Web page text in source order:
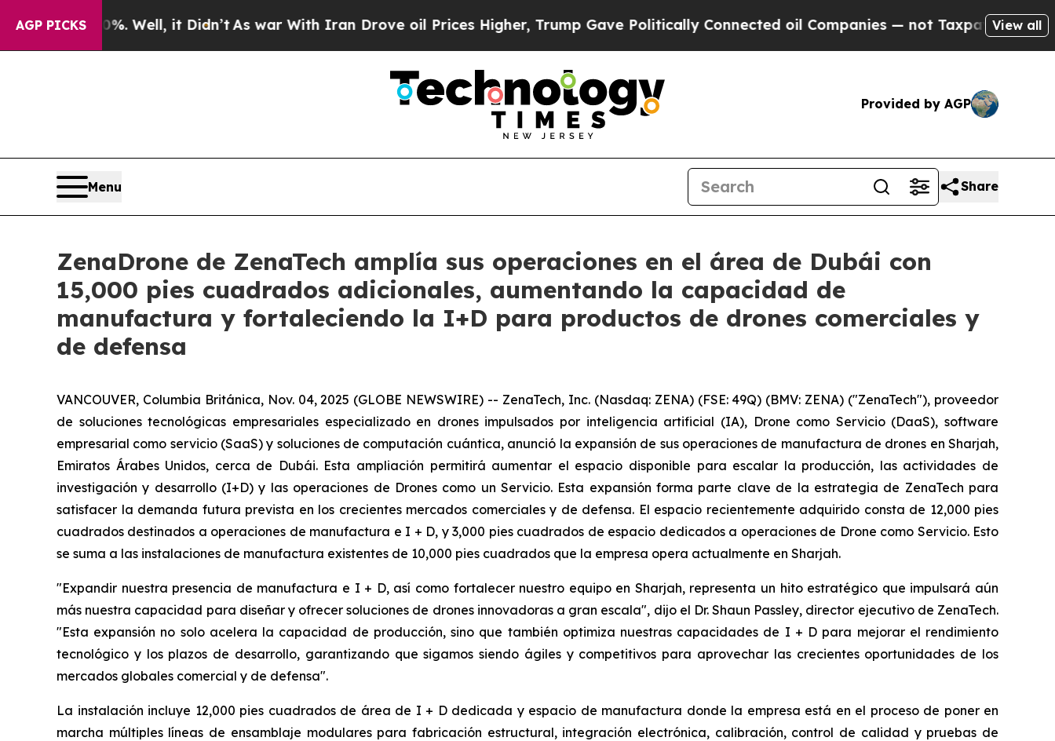
AGP PICKS
Well, it Didn’tAs war With Iran Drove oil Prices Higher, Trump Gave Politically Connected oil Companies — not Taxpayers — the Chance to
View all
Provided by AGP
Menu Share
ZenaDrone de ZenaTech amplía sus operaciones en el área de Dubái con
15,000 pies cuadrados adicionales, aumentando la capacidad de
manufactura y fortaleciendo la I+D para productos de drones comerciales y
de defensa
VANCOUVER, Columbia Británica, Nov. 04, 2025 (GLOBE NEWSWIRE) -- ZenaTech, Inc. (Nasdaq: ZENA) (FSE: 49Q) (BMV: ZENA) ("ZenaTech"), proveedor
de soluciones tecnológicas empresariales especializado en drones impulsados por inteligencia artificial (IA), Drone como Servicio (DaaS), software
empresarial como servicio (SaaS) y soluciones de computación cuántica, anunció la expansión de sus operaciones de manufactura de drones en Sharjah,
Emiratos Árabes Unidos, cerca de Dubái. Esta ampliación permitirá aumentar el espacio disponible para escalar la producción, las actividades de
investigación y desarrollo (I+D) y las operaciones de Drones como un Servicio. Esta expansión forma parte clave de la estrategia de ZenaTech para
satisfacer la demanda futura prevista en los crecientes mercados comerciales y de defensa. El espacio recientemente adquirido consta de 12,000 pies
cuadrados destinados a operaciones de manufactura e I + D, y 3,000 pies cuadrados de espacio dedicados a operaciones de Drone como Servicio. Esto
se suma a las instalaciones de manufactura existentes de 10,000 pies cuadrados que la empresa opera actualmente en Sharjah.
"Expandir nuestra presencia de manufactura e I + D, así como fortalecer nuestro equipo en Sharjah, representa un hito estratégico que impulsará aún
más nuestra capacidad para diseñar y ofrecer soluciones de drones innovadoras a gran escala", dijo el Dr. Shaun Passley, director ejecutivo de ZenaTech.
"Esta expansión no solo acelera la capacidad de producción, sino que también optimiza nuestras capacidades de I + D para mejorar el rendimiento
tecnológico y los plazos de desarrollo, garantizando que sigamos siendo ágiles y competitivos para aprovechar las crecientes oportunidades de los
mercados globales comercial y de defensa".
La instalación incluye 12,000 pies cuadrados de área de I + D dedicada y espacio de manufactura donde la empresa está en el proceso de poner en
marcha múltiples líneas de ensamblaje modulares para fabricación estructural, integración electrónica, calibración, control de calidad y pruebas de